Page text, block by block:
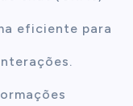
eficiente para